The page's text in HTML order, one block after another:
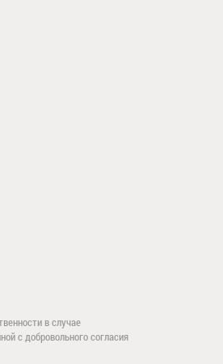
в случае
с добровольного согласия